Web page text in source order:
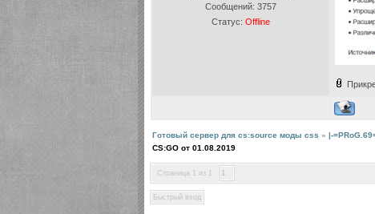
Сообщений: 3757
Статус: Offline
Готовый сервер для cs:source моды css » |-
CS:GO от 01.08.2019
Страница 1 из 1 1